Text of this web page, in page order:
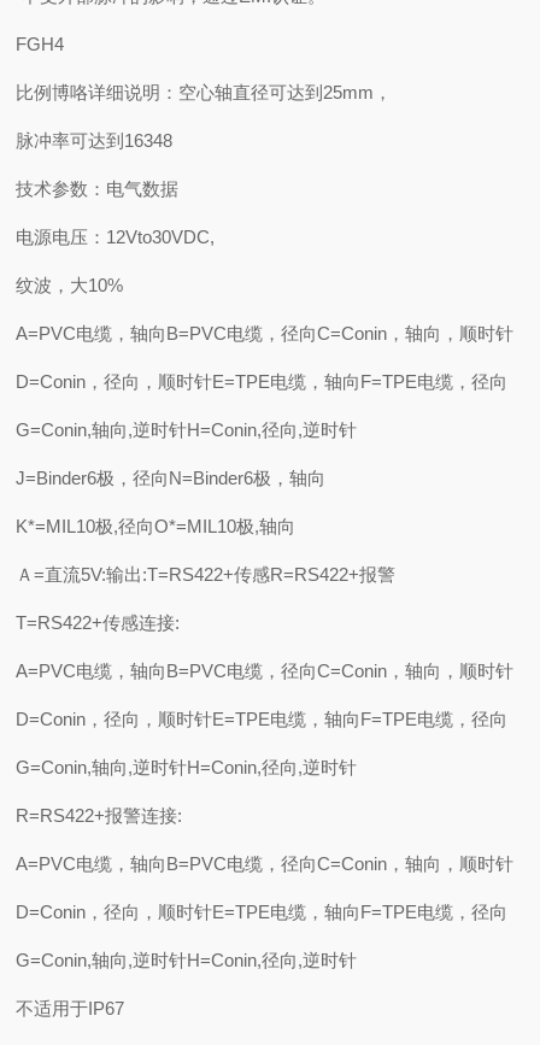
FGH4
比例博咯详细说明：空心轴直径可达到25mm，
脉冲率可达到16348
技术参数：电气数据
电源电压：12Vto30VDC,
纹波，大10%
A=PVC电缆，轴向B=PVC电缆，径向C=Conin，轴向，顺时针
D=Conin，径向，顺时针E=TPE电缆，轴向F=TPE电缆，径向
G=Conin,轴向,逆时针H=Conin,径向,逆时针
J=Binder6极，径向N=Binder6极，轴向
K*=MIL10极,径向O*=MIL10极,轴向
Ａ=直流5V:输出:T=RS422+传感R=RS422+报警
T=RS422+传感连接:
A=PVC电缆，轴向B=PVC电缆，径向C=Conin，轴向，顺时针
D=Conin，径向，顺时针E=TPE电缆，轴向F=TPE电缆，径向
G=Conin,轴向,逆时针H=Conin,径向,逆时针
R=RS422+报警连接:
A=PVC电缆，轴向B=PVC电缆，径向C=Conin，轴向，顺时针
D=Conin，径向，顺时针E=TPE电缆，轴向F=TPE电缆，径向
G=Conin,轴向,逆时针H=Conin,径向,逆时针
不适用于IP67